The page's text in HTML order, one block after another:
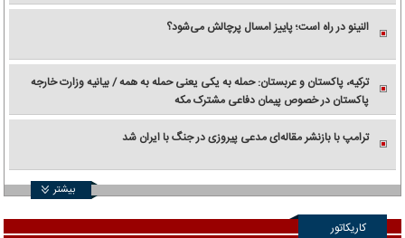
النینو در راه است؛ پاییز امسال پرچالش می‌شود؟
ترکیه، پاکستان و عربستان: حمله به یکی یعنی حمله به همه / بیانیه وزارت خارجه
پاکستان در خصوص پیمان دفاعی مشترک مکه
ترامپ با بازنشر مقاله‌ای مدعی پیروزی در جنگ با ایران شد
بیشتر
کاریکاتور